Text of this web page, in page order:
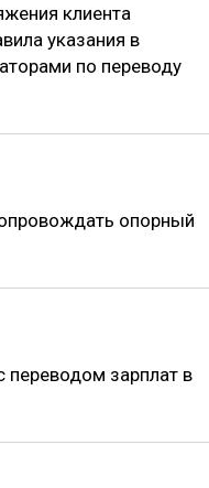
клиента
указания в
по переводу
опорный
переводом зарплат в